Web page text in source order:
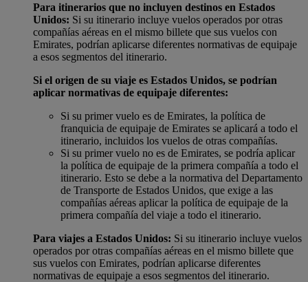
Para itinerarios que no incluyen destinos en Estados
Unidos: Si su itinerario incluye vuelos operados por otras
compañías aéreas en el mismo billete que sus vuelos con
Emirates, podrían aplicarse diferentes normativas de equipaje
a esos segmentos del itinerario.
Si el origen de su viaje es Estados Unidos, se podrían
aplicar normativas de equipaje diferentes:
Si su primer vuelo es de Emirates, la política de
franquicia de equipaje de Emirates se aplicará a todo el
itinerario, incluidos los vuelos de otras compañías.
Si su primer vuelo no es de Emirates, se podría aplicar
la política de equipaje de la primera compañía a todo el
itinerario. Esto se debe a la normativa del Departamento
de Transporte de Estados Unidos, que exige a las
compañías aéreas aplicar la política de equipaje de la
primera compañía del viaje a todo el itinerario.
Para viajes a Estados Unidos: Si su itinerario incluye vuelos
operados por otras compañías aéreas en el mismo billete que
sus vuelos con Emirates, podrían aplicarse diferentes
normativas de equipaje a esos segmentos del itinerario.